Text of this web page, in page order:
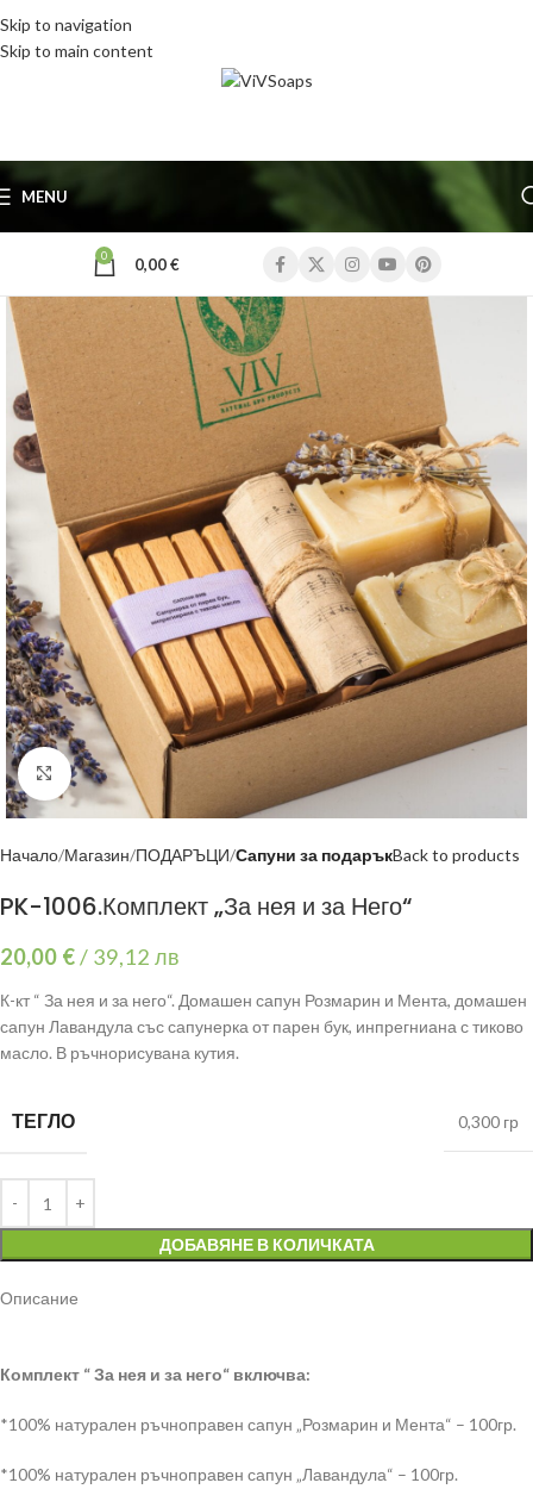
Skip to navigation
Skip to main content
MENU
0 0,00€
Click to enlarge
Начало Магазин ПОДАРЪЦИ Сапуни за подаръкBack to products
PK-1006.Комплект „За нея и за Него“
20,00 €/ 39,12 лв
К-кт “ За нея и за него“. Домашен сапун Розмарин и Мента, домашен
сапун Лавандула със сапунерка от парен бук, инпрегниана с тиково
масло. В ръчнорисувана кутия.
ТЕГЛО 0,300 гр
ДОБАВЯНЕ В КОЛИЧКАТА
Описание
Комплект “ За нея и за него“ включва:
*100% натурален ръчноправен сапун „Розмарин и Мента“ – 100гр.
*100% натурален ръчноправен сапун „Лавандула“ – 100гр.